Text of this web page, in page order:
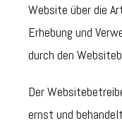
Website über die
Erhebung und
durch den
Der
ernst und